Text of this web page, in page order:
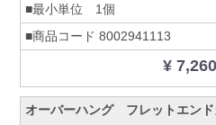
■最小単位 1個
■商品コード 8002941113
¥
オーバーハング フレットエンド